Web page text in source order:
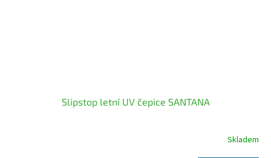
Slipstop letní UV čepice SANTANA
Skladem